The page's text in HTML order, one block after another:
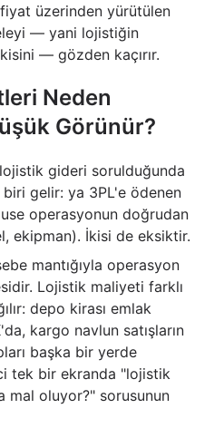
üzerinden yürütülen
— yani lojistiğin
— gözden kaçırır.
Neden
Görünür?
gideri sorulduğunda
gelir: ya 3PL'e ödenen
operasyonun doğrudan
ekipman). İkisi de eksiktir.
mantığıyla operasyon
Lojistik maliyeti farklı
depo kirası emlak
kargo navlun satışların
başka bir yerde
tek bir ekranda "lojistik
mal oluyor?" sorusunun